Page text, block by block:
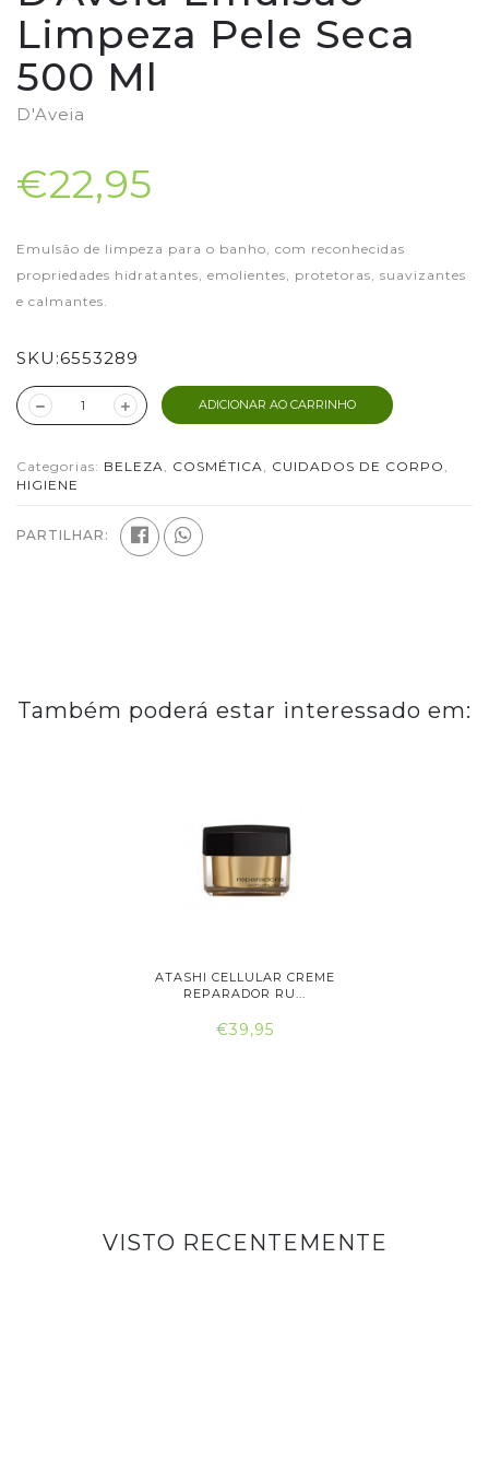
Limpeza Pele Seca
500 Ml
D'Aveia
€22,95
Emulsão de limpeza para o banho, com reconhecidas
propriedades hidratantes, emolientes, protetoras, suavizantes
e calmantes.
SKU:6553289
ADICIONAR AO CARRINHO
Categorias: BELEZA, COSMÉTICA, CUIDADOS DE CORPO ,
HIGIENE
PARTILHAR:
Também poderá estar interessado em:
ATASHI CELLULAR CREME
REPARADOR RU...
€39,95
VISTO RECENTEMENTE